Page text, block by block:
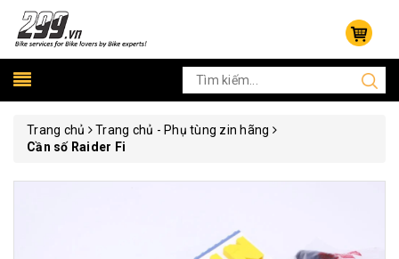
Trang chủ
Trang chủ - Phụ tùng zin hãng
Cần số Raider Fi